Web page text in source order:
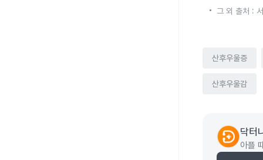
그 외 출처 :
산후우울증
산후우울감
닥터
아플